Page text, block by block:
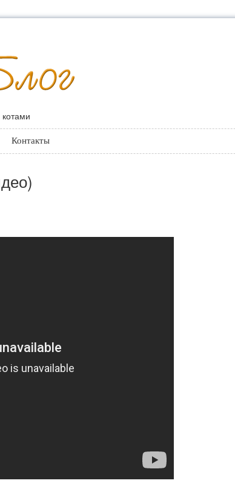
Контакты